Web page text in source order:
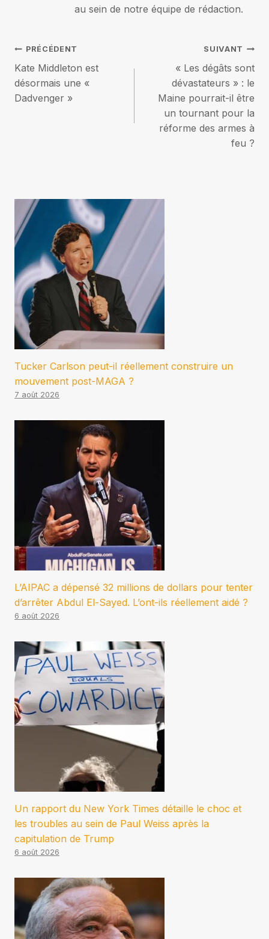
au sein de notre équipe de rédaction.
Navigation
de
l’article
PRÉCÉDENT
Kate Middleton est
désormais une «
Dadvenger »
SUIVANT
« Les dégâts sont
dévastateurs » : le
Maine pourrait-il être
un tournant pour la
réforme des armes à
feu ?
Tucker Carlson peut-il réellement construire un
mouvement post-MAGA ?
7 août 2026
L’AIPAC a dépensé 32 millions de dollars pour tenter
d’arrêter Abdul El-Sayed. L’ont-ils réellement aidé ?
6 août 2026
Un rapport du New York Times détaille le choc et
les troubles au sein de Paul Weiss après la
capitulation de Trump
6 août 2026